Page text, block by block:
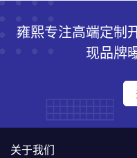
雍熙专注高端定制
现品牌
关于我们